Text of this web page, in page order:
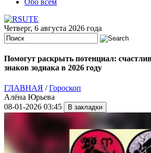
Обо всём
Четверг, 6 августа 2026 года
Помогут раскрыть потенциал:
знаков зодиака в 2026 году
ГЛАВНАЯ /Гороскоп
Алёна Юрьева
08-01-2026 03:45